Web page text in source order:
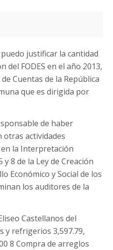
justificar la cantidad
del FODES en el año 2013,
Cuentas de la República
que es dirigida por
de haber
otras actividades
la Interpretación
8 de la Ley de Creación
Económico y Social de los
los auditores de la
Castellanos del
y refrigerios 3,597.79,
8 Compra de arreglos